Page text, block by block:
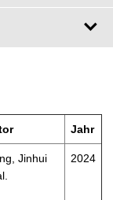
Jahr
Jinhui
2024